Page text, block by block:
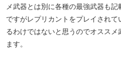
メ武器とは別に各種の最強武器も
ですがレプリカントをプレイされ
るわけではないと思うのでオススメ
ます。